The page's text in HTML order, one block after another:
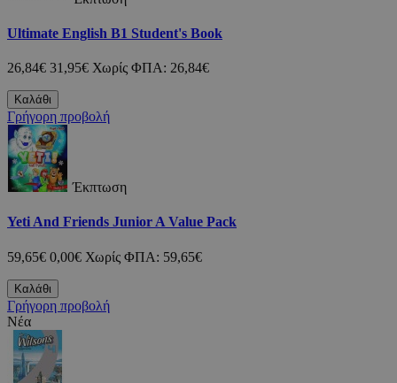
Ultimate English B1 Student's Book
26,84€ 31,95€ Χωρίς ΦΠΑ: 26,84€
Καλάθι
Γρήγορη προβολή
Έκπτωση
Yeti And Friends Junior A Value Pack
59,65€ 0,00€ Χωρίς ΦΠΑ: 59,65€
Καλάθι
Γρήγορη προβολή
Νέα